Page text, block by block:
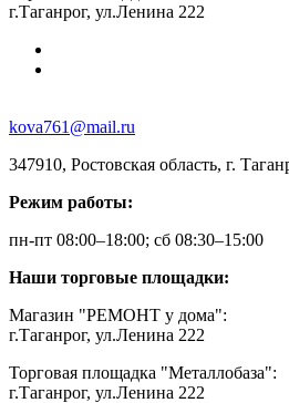
г.Таганрог, ул.Ленина 222
kova761@mail.ru
347910, Ростовская область, г.
Режим работы:
пн-пт 08:00–18:00; сб 08:30–15:00
Наши торговые площадки:
Магазин "РЕМОНТ у дома":
г.Таганрог, ул.Ленина 222
Торговая площадка "Металлобаза":
г.Таганрог, ул.Ленина 222